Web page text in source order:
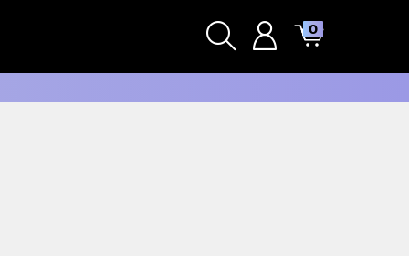
0